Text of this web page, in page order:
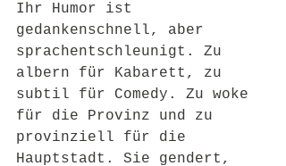
Ihr Humor ist
gedankenschnell, aber
sprachentschleunigt. Zu
albern für Kabarett, zu
subtil für Comedy. Zu woke
für die Provinz und zu
provinziell für die
Hauptstadt. Sie gendert,